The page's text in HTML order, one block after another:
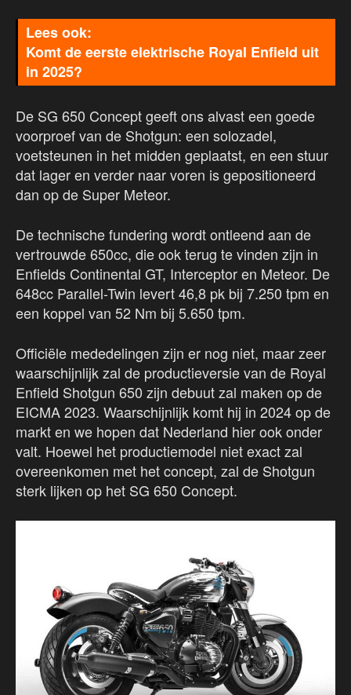
Komt de eerste elektrische Royal Enfield uit
in 2025?
De SG 650 Concept geeft ons alvast een goede
voorproef van de Shotgun: een solozadel,
voetsteunen in het midden geplaatst, en een stuur
dat lager en verder naar voren is gepositioneerd
dan op de Super Meteor.
De technische fundering wordt ontleend aan de
vertrouwde 650cc, die ook terug te vinden zijn in
Enfields Continental GT, Interceptor en Meteor. De
648cc Parallel-Twin levert 46,8 pk bij 7.250 tpm en
een koppel van 52 Nm bij 5.650 tpm.
Officiële mededelingen zijn er nog niet, maar zeer
waarschijnlijk zal de productieversie van de Royal
Enfield Shotgun 650 zijn debuut zal maken op de
EICMA 2023. Waarschijnlijk komt hij in 2024 op de
markt en we hopen dat Nederland hier ook onder
valt. Hoewel het productiemodel niet exact zal
overeenkomen met het concept, zal de Shotgun
sterk lijken op het SG 650 Concept.